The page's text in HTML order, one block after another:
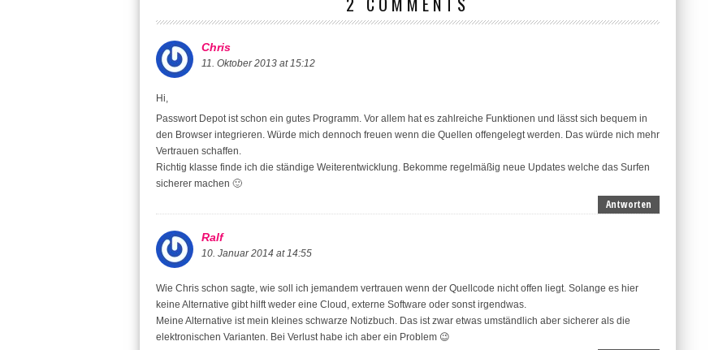
Chris
11. Oktober 2013 at 15:12
Hi,
Passwort Depot ist schon ein gutes Programm. Vor allem hat es zahlreiche Funktionen und lässt sich bequem in
den Browser integrieren. Würde mich dennoch freuen wenn die Quellen offengelegt werden. Das würde nich mehr
Vertrauen schaffen.
Richtig klasse finde ich die ständige Weiterentwicklung. Bekomme regelmäßig neue Updates welche das Surfen
sicherer machen 🙂
Antworten
Ralf
10. Januar 2014 at 14:55
Wie Chris schon sagte, wie soll ich jemandem vertrauen wenn der Quellcode nicht offen liegt. Solange es hier
keine Alternative gibt hilft weder eine Cloud, externe Software oder sonst irgendwas.
Meine Alternative ist mein kleines schwarze Notizbuch. Das ist zwar etwas umständlich aber sicherer als die
elektronischen Varianten. Bei Verlust habe ich aber ein Problem 😉